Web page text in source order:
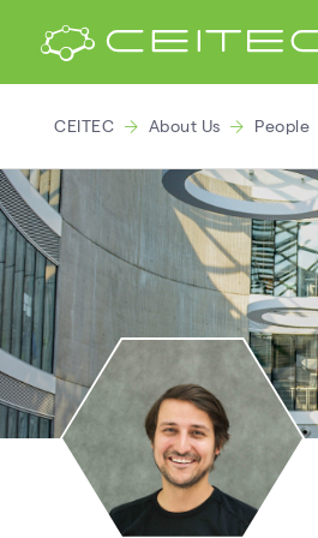
CEITEC About Us People